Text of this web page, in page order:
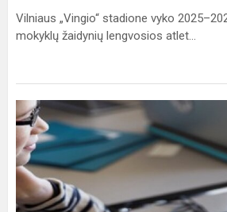
Vilniaus „Vingio“ stadione vyko
mokyklų žaidynių lengvosios atlet...
Artėja
II tarptautinė
mokinių
ir
mokytojų
konferencija